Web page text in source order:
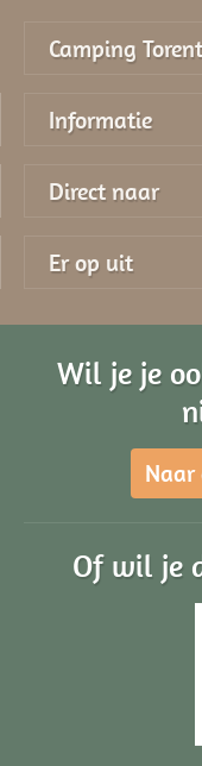
Camping
Informatie
Direct naar
Er op uit
Wil je je
Naar
Of wil je